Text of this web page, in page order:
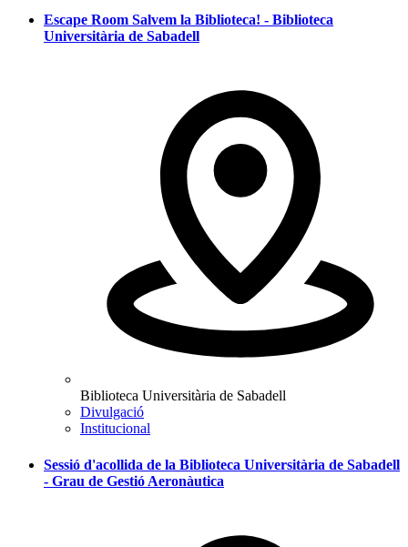
Escape Room Salvem la Biblioteca! - Biblioteca
Universitària de Sabadell
Biblioteca Universitària de Sabadell
Divulgació
Institucional
Sessió d'acollida de la Biblioteca Universitària de Sabadell
- Grau de Gestió Aeronàutica